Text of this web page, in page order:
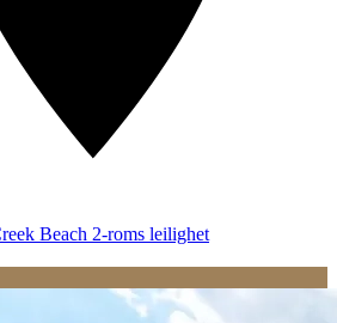
Beach 2-roms leilighet